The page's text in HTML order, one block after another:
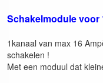
Schakelmodule
1kanaal van max 16
schakelen !
Met een moduul dat